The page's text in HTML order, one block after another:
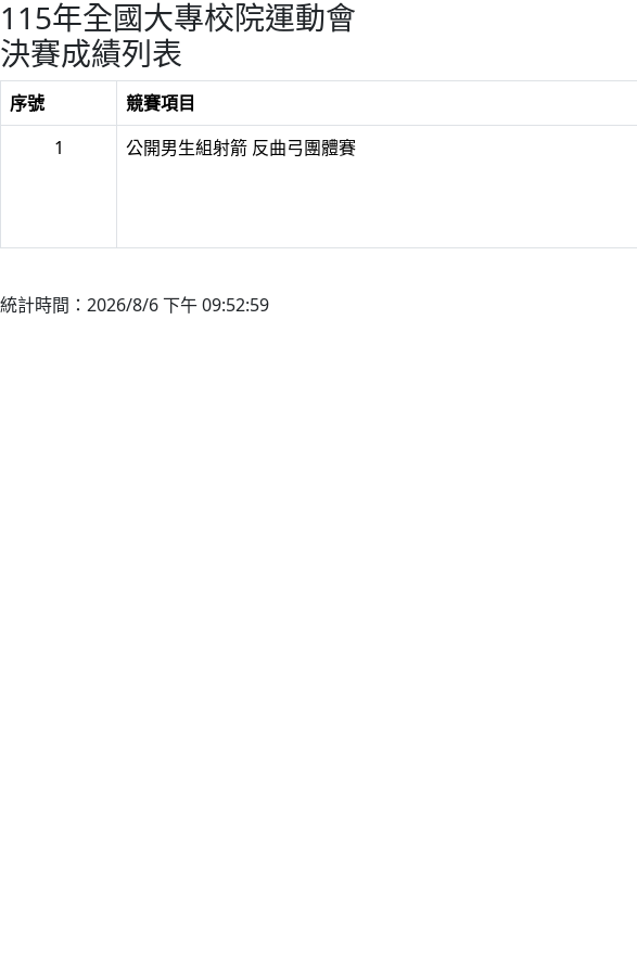
115年全國大專校院運動會
決賽成績列表
序號 競賽項目
1
公開男生組射箭 反曲弓團體賽
統計時間：2026/8/6 下午 09:52:59